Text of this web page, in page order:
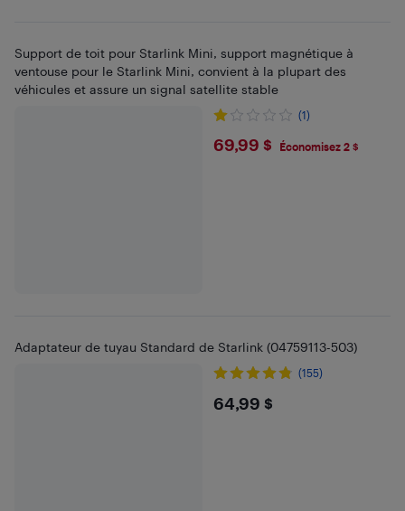
Support de toit pour Starlink Mini, support magnétique à
ventouse pour le Starlink Mini, convient à la plupart des
véhicules et assure un signal satellite stable
(1)
$69.99
69,99 $ Économisez 2 $
Adaptateur de tuyau Standard de Starlink (04759113-503)
(155)
$64.99
64,99 $